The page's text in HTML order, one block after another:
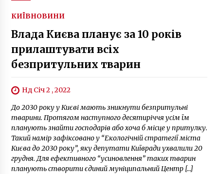
КИЇВНОВИНИ
Влада Києва планує за 10 років
прилаштувати всіх
безпритульних тварин
Нд Січ 2 , 2022
До 2030 року у Києві мають зникнути безпритульні
тварини. Протягом наступного десятиріччя усім їм
планують знайти господарів або хоча б місце у притулку.
Такий намір зафіксовано у “Екологічній стратегії міста
Києва до 2030 року”, яку депутати Київради ухвалили 20
грудня. Для ефективного “усиновлення” таких тварин
планують створити єдиний муніципальний Центр […]